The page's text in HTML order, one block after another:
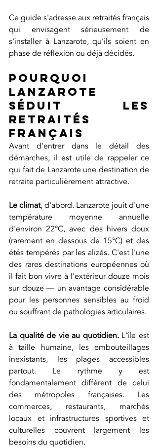
Ce guide s'adresse aux retraités français
qui envisagent sérieusement de
s'installer à Lanzarote, qu'ils soient en
phase de réflexion ou déjà décidés.
Pourquoi
Lanzarote
séduit les
retraités
français
Avant d'entrer dans le détail des
démarches, il est utile de rappeler ce
qui fait de Lanzarote une destination de
retraite particulièrement attractive.
Le climat, d'abord. Lanzarote jouit d'une
température moyenne annuelle
d'environ 22°C, avec des hivers doux
(rarement en dessous de 15°C) et des
étés tempérés par les alizés. C'est l'une
des rares destinations européennes où
il fait bon vivre à l'extérieur douze mois
sur douze — un avantage considérable
pour les personnes sensibles au froid
ou souffrant de pathologies articulaires.
La qualité de vie au quotidien. L'île est
à taille humaine, les embouteillages
inexistants, les plages accessibles
partout. Le rythme y est
fondamentalement différent de celui
des métropoles françaises. Les
commerces, restaurants, marchés
locaux et infrastructures sportives et
culturelles couvrent largement les
besoins du quotidien.